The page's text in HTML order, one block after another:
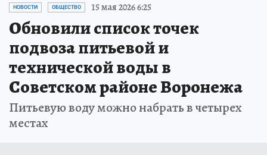
НОВОСТИ ОБЩЕСТВО 15 мая 2026 6:25
Обновили список точек
подвоза питьевой и
технической воды в
Советском районе Воронежа
Питьевую воду можно набрать в четырех
местах